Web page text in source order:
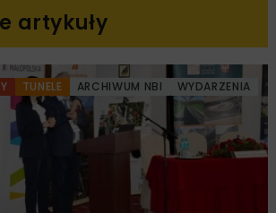
artykuły
TUNELE ARCHIWUM NBI WYDARZENIA